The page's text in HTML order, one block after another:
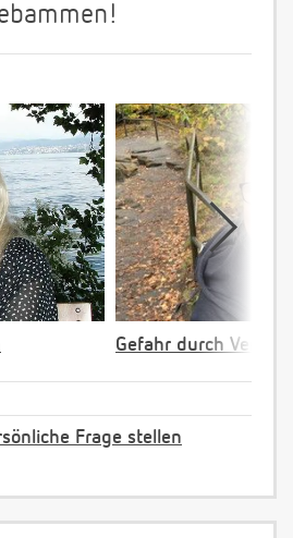
Gefahr durch
Frage stellen